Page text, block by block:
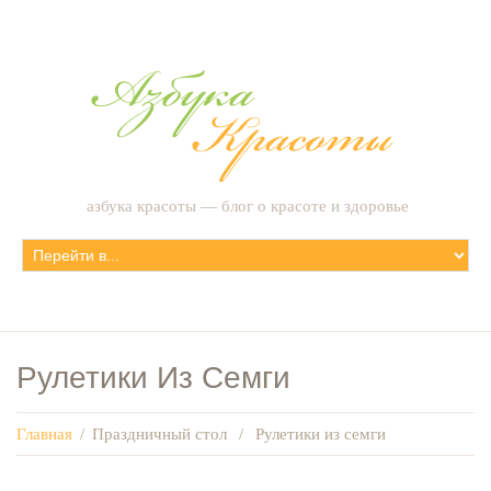
азбука красоты — блог о красоте и здоровье
Рулетики Из Семги
Главная / Праздничный стол / Рулетики из семги